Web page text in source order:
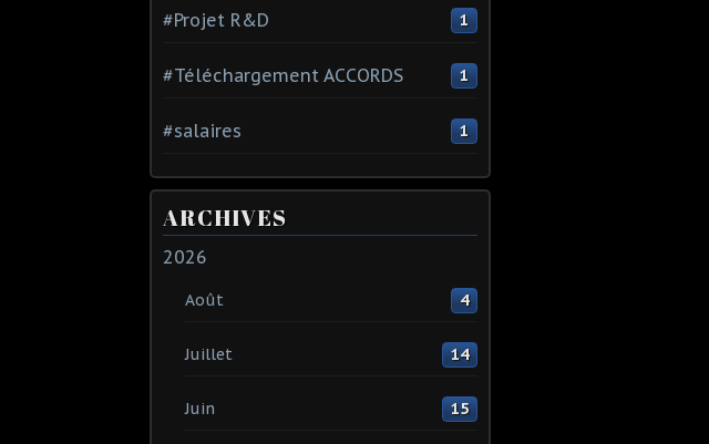
#Projet R&D 1
#Téléchargement ACCORDS 1
#salaires 1
ARCHIVES
2026
Août 4
Juillet 14
Juin 15